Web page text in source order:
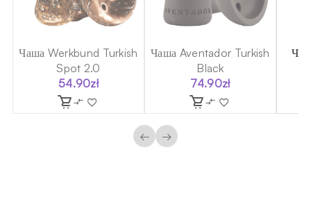
Чаша Werkbund Turkish
Spot 2.0
54.90zł
Чаша Aventador Turkish
Black
74.90zł
← →